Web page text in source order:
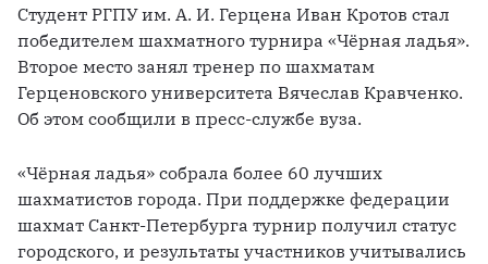
Студент РГПУ им. А. И. Герцена Иван Кротов стал
победителем шахматного турнира «Чёрная ладья».
Второе место занял тренер по шахматам
Герценовского университета Вячеслав Кравченко.
Об этом сообщили в пресс-службе вуза.
«Чёрная ладья» собрала более 60 лучших
шахматистов города. При поддержке федерации
шахмат Санкт-Петербурга турнир получил статус
городского, и результаты участников учитывались